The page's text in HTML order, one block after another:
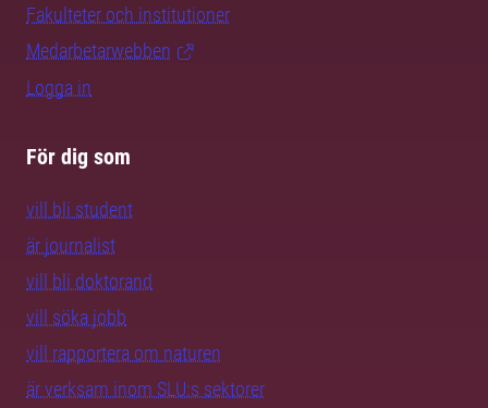
Fakulteter och institutioner
Medarbetarwebben
Logga in
För dig som
vill bli student
är journalist
vill bli doktorand
vill söka jobb
vill rapportera om naturen
är verksam inom SLU:s sektorer